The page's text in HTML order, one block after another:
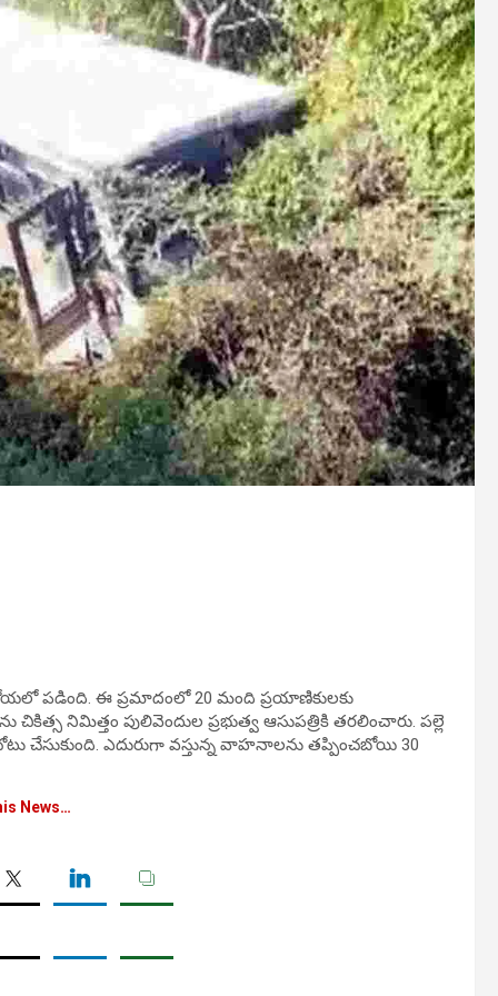
పడింది. ఈ ప్రమాదంలో 20 మంది ప్రయాణికులకు
నిమిత్తం పులివెందుల ప్రభుత్వ ఆసుపత్రికి తరలించారు. పల్లె
చేసుకుంది. ఎదురుగా వస్తున్న వాహనాలను తప్పించబోయి 30
News…